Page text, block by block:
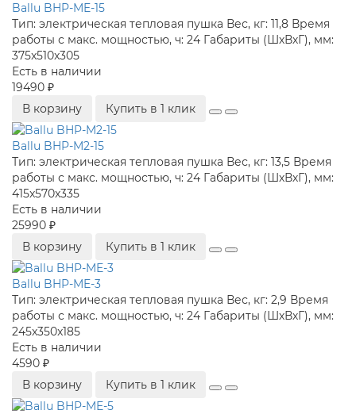
Ballu BHP-ME-15
Тип: электрическая тепловая пушка Вес, кг: 11,8 Время
работы с макс. мощностью, ч: 24 Габариты (ШхВхГ), мм:
375x510x305
Есть в наличии
19490 ₽
В корзину
Купить в 1 клик
Ballu BHP-M2-15
Тип: электрическая тепловая пушка Вес, кг: 13,5 Время
работы с макс. мощностью, ч: 24 Габариты (ШхВхГ), мм:
415x570x335
Есть в наличии
25990 ₽
В корзину
Купить в 1 клик
Ballu BHP-ME-3
Тип: электрическая тепловая пушка Вес, кг: 2,9 Время
работы с макс. мощностью, ч: 24 Габариты (ШхВхГ), мм:
245x350x185
Есть в наличии
4590 ₽
В корзину
Купить в 1 клик